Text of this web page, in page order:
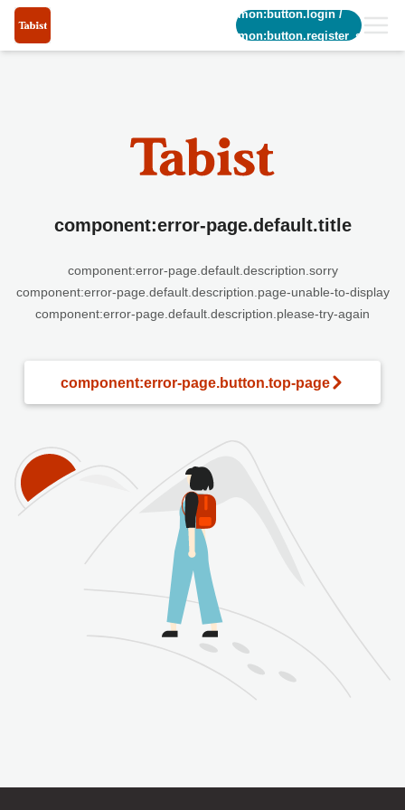
common:button.login/
common:button.register_short
component:error-page.default.title
component:error-page.default.description.sorry
component:error-page.default.description.page-unable-to-display
component:error-page.default.description.please-try-again
component:error-page.button.top-page